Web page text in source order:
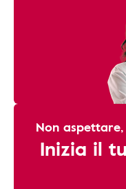
Non
Inizia il